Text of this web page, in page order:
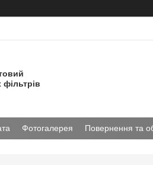
Фотогалерея Повернення та